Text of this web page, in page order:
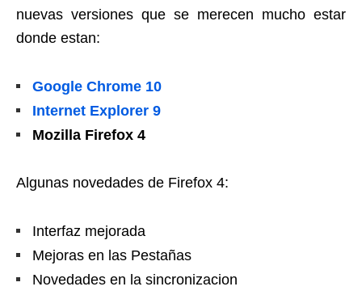
nuevas versiones que se merecen mucho estar
donde estan:
Google Chrome 10
Internet Explorer 9
Mozilla Firefox 4
Algunas novedades de Firefox 4:
Interfaz mejorada
Mejoras en las Pestañas
Novedades en la sincronizacion